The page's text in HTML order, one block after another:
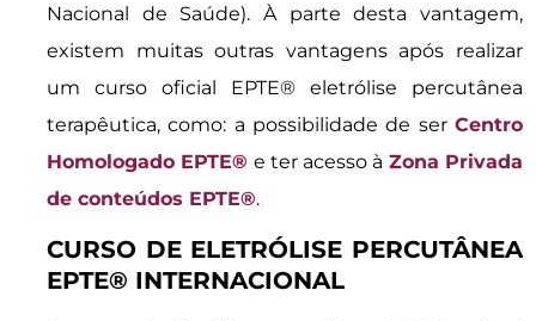
Nacional de Saúde). À parte desta vantagem,
existem muitas outras vantagens após realizar
um curso oficial EPTE® eletrólise percutânea
terapêutica, como: a possibilidade de ser Centro
Homologado EPTE® e ter acesso à Zona Privada
de conteúdos EPTE®.
CURSO DE ELETRÓLISE PERCUTÂNEA
EPTE® INTERNACIONAL